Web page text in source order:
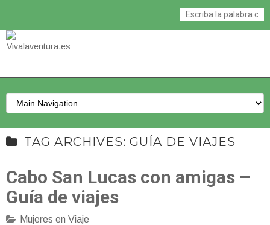
TAG ARCHIVES: GUÍA DE VIAJES
Cabo San Lucas con amigas –
Guía de viajes
Mujeres en Viaje